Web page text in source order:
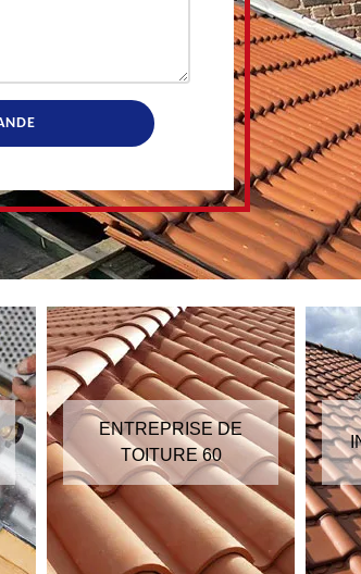
ENTREPRISE DE
TOITURE 60